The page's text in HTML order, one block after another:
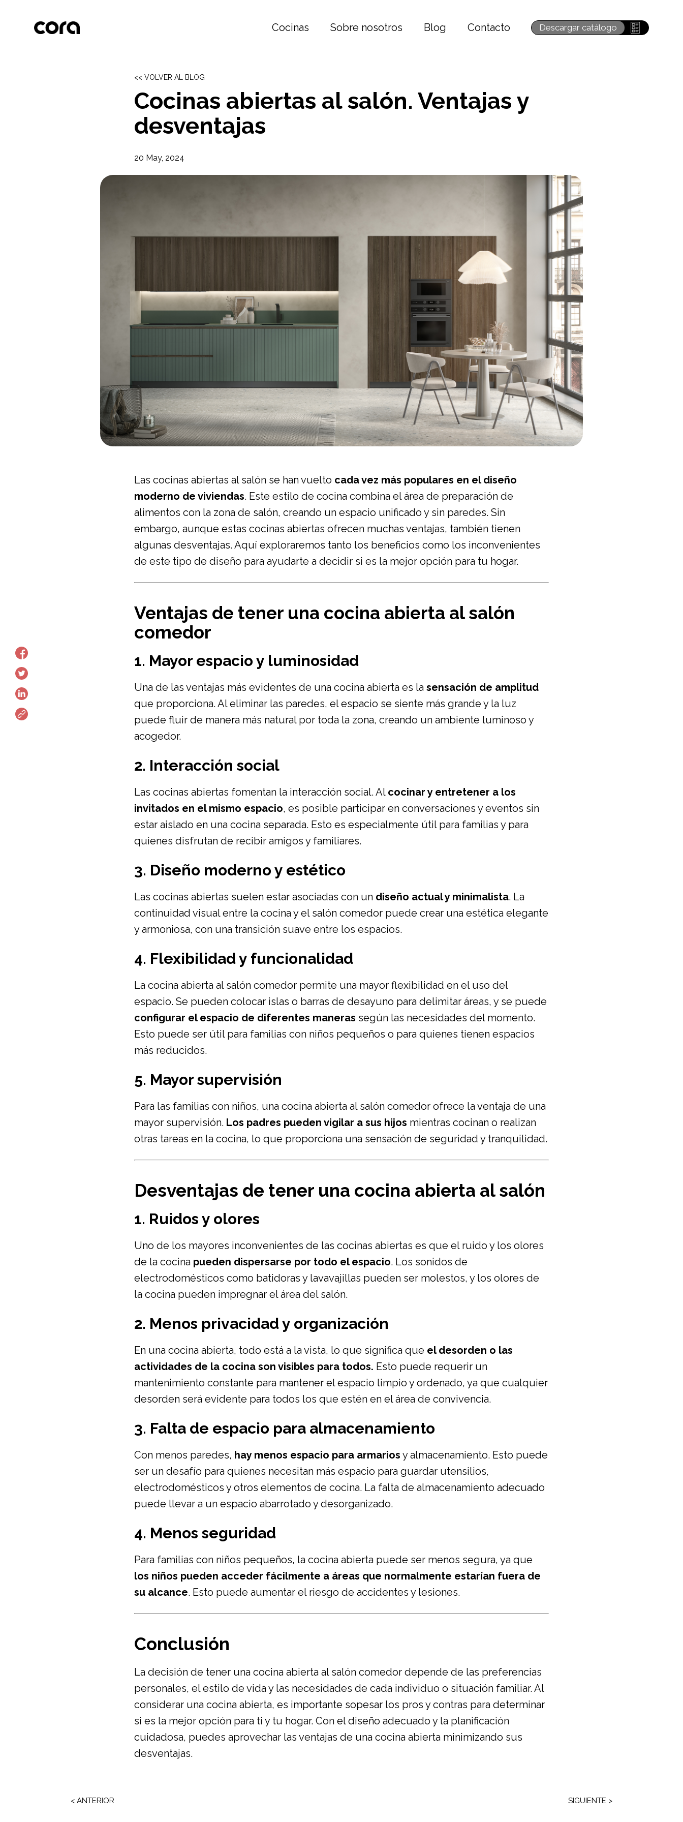
Cocinas Sobre nosotros Blog Contacto Descargar catálogo
<< VOLVER AL BLOG
Cocinas abiertas al salón. Ventajas y
desventajas
20 May, 2024
Las cocinas abiertas al salón se han vuelto cada vez más populares en el diseño
moderno de viviendas. Este estilo de cocina combina el área de preparación de
alimentos con la zona de salón, creando un espacio unificado y sin paredes. Sin
embargo, aunque estas cocinas abiertas ofrecen muchas ventajas, también tienen
algunas desventajas. Aquí exploraremos tanto los beneficios como los inconvenientes
de este tipo de diseño para ayudarte a decidir si es la mejor opción para tu hogar.
Ventajas de tener una cocina abierta al salón
comedor
1. Mayor espacio y luminosidad
Una de las ventajas más evidentes de una cocina abierta es la sensación de amplitud
que proporciona. Al eliminar las paredes, el espacio se siente más grande y la luz
puede fluir de manera más natural por toda la zona, creando un ambiente luminoso y
acogedor.
2. Interacción social
Las cocinas abiertas fomentan la interacción social. Al cocinar y entretener a los
invitados en el mismo espacio, es posible participar en conversaciones y eventos sin
estar aislado en una cocina separada. Esto es especialmente útil para familias y para
quienes disfrutan de recibir amigos y familiares.
3. Diseño moderno y estético
Las cocinas abiertas suelen estar asociadas con un diseño actual y minimalista. La
continuidad visual entre la cocina y el salón comedor puede crear una estética elegante
y armoniosa, con una transición suave entre los espacios.
4. Flexibilidad y funcionalidad
La cocina abierta al salón comedor permite una mayor flexibilidad en el uso del
espacio. Se pueden colocar islas o barras de desayuno para delimitar áreas, y se puede
configurar el espacio de diferentes maneras según las necesidades del momento.
Esto puede ser útil para familias con niños pequeños o para quienes tienen espacios
más reducidos.
5. Mayor supervisión
Para las familias con niños, una cocina abierta al salón comedor ofrece la ventaja de una
mayor supervisión. Los padres pueden vigilar a sus hijos mientras cocinan o realizan
otras tareas en la cocina, lo que proporciona una sensación de seguridad y tranquilidad.
Desventajas de tener una cocina abierta al salón
1. Ruidos y olores
Uno de los mayores inconvenientes de las cocinas abiertas es que el ruido y los olores
de la cocina pueden dispersarse por todo el espacio. Los sonidos de
electrodomésticos como batidoras y lavavajillas pueden ser molestos, y los olores de
la cocina pueden impregnar el área del salón.
2. Menos privacidad y organización
En una cocina abierta, todo está a la vista, lo que significa que el desorden o las
actividades de la cocina son visibles para todos. Esto puede requerir un
mantenimiento constante para mantener el espacio limpio y ordenado, ya que cualquier
desorden será evidente para todos los que estén en el área de convivencia.
3. Falta de espacio para almacenamiento
Con menos paredes, hay menos espacio para armarios y almacenamiento. Esto puede
ser un desafío para quienes necesitan más espacio para guardar utensilios,
electrodomésticos y otros elementos de cocina. La falta de almacenamiento adecuado
puede llevar a un espacio abarrotado y desorganizado.
4. Menos seguridad
Para familias con niños pequeños, la cocina abierta puede ser menos segura, ya que
los niños pueden acceder fácilmente a áreas que normalmente estarían fuera de
su alcance. Esto puede aumentar el riesgo de accidentes y lesiones.
Conclusión
La decisión de tener una cocina abierta al salón comedor depende de las preferencias
personales, el estilo de vida y las necesidades de cada individuo o situación familiar. Al
considerar una cocina abierta, es importante sopesar los pros y contras para determinar
si es la mejor opción para ti y tu hogar. Con eldiseño adecuado y la planificación
cuidadosa, puedes aprovechar las ventajas de una cocina abierta minimizando sus
desventajas.
< ANTERIOR SIGUIENTE >